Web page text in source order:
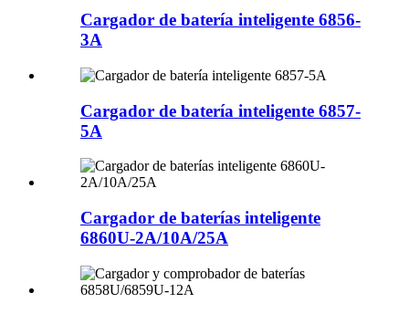
Cargador de batería inteligente 6856-
3A
Cargador de batería inteligente 6857-
5A
Cargador de baterías inteligente
6860U-2A/10A/25A